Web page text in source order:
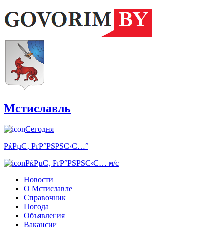
Мстиславль
Сегодня
РќРµС‚ РґР°РЅРЅС‹С…°
РќРµС‚ РґР°РЅРЅС‹С… м/с
Новости
О Мстиславле
Справочник
Погода
Объявления
Вакансии